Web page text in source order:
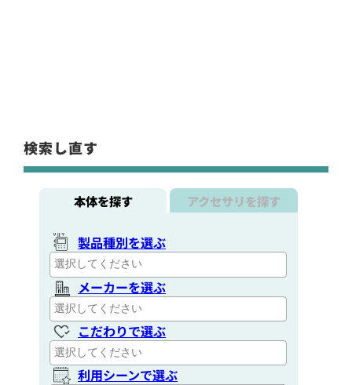
検索し直す
本体を探す アクセサリを探す
製品種別を選ぶ
メーカーを選ぶ
こだわりで選ぶ
利用シーンで選ぶ